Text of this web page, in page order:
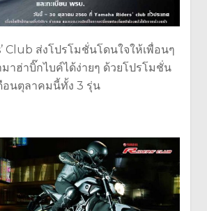
Club ส่งโปรโมชั่นโดนใจให้เพื่อนๆ
มาฮ่าบิ๊กไบค์ได้ง่ายๆ ด้วยโปรโมชั่น
อนตุลาคมนี้ทั้ง 3 รุ่น